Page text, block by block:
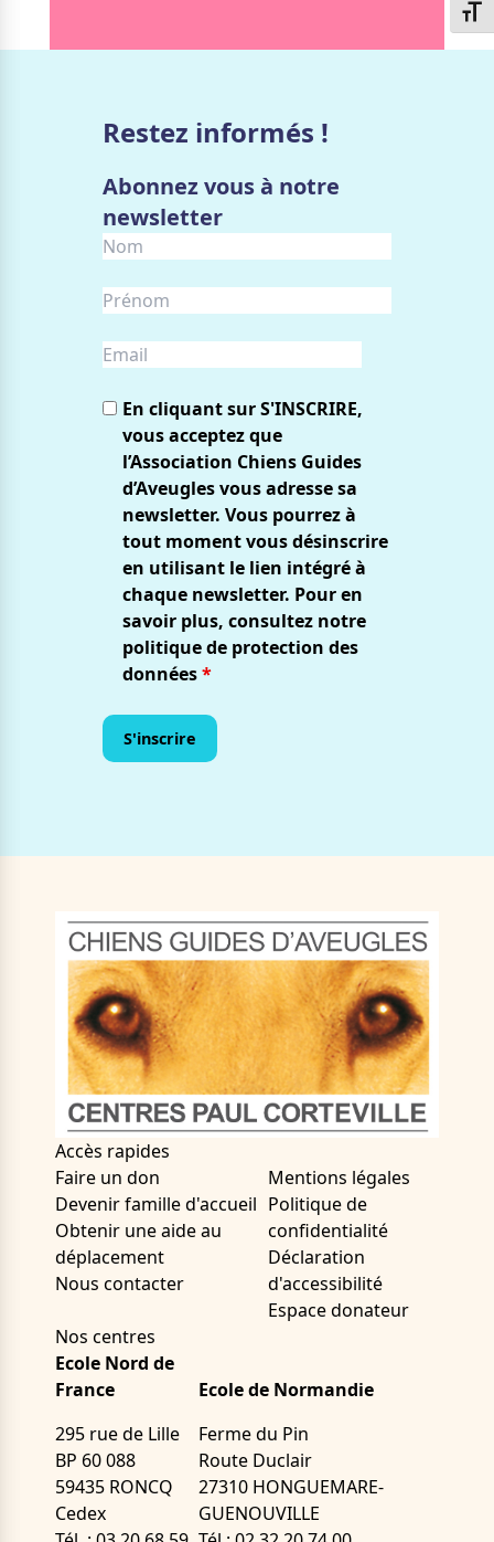
Restez informés !
Abonnez vous à notre
newsletter
En cliquant sur S'INSCRIRE,
vous acceptez que
l’Association Chiens Guides
d’Aveugles vous adresse sa
newsletter. Vous pourrez à
tout moment vous désinscrire
en utilisant le lien intégré à
chaque newsletter. Pour en
savoir plus, consultez notre
politique de protection des
données*
Accès rapides
Faire un don
Devenir famille d'accueil
Obtenir une aide au
déplacement
Nous contacter
Mentions légales
Politique de
confidentialité
Déclaration
d'accessibilité
Espace donateur
Nos centres
Ecole Nord de
France
295 rue de Lille
BP 60 088
59435 RONCQ
Cedex
Ecole de Normandie
Ferme du Pin
Route Duclair
27310 HONGUEMARE-
GUENOUVILLE